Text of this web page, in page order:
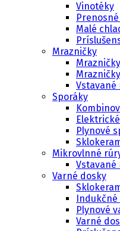
Vinotéky
Malé
Mrazničky
Vstavané
Sporáky
Plynové
Mikrovlnné
Varné dosky
Plynové
Varné